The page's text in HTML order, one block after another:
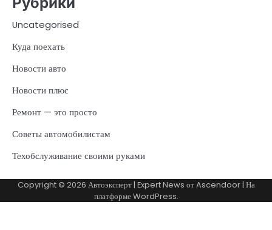
Uncategorised
Куда поехать
Новости авто
Новости плюс
Ремонт — это просто
Советы автомобилистам
Техобслуживание своими руками
Copyright © 2026 Автоэксперт| Expert News отAscendoor| На
платформеWordPress.